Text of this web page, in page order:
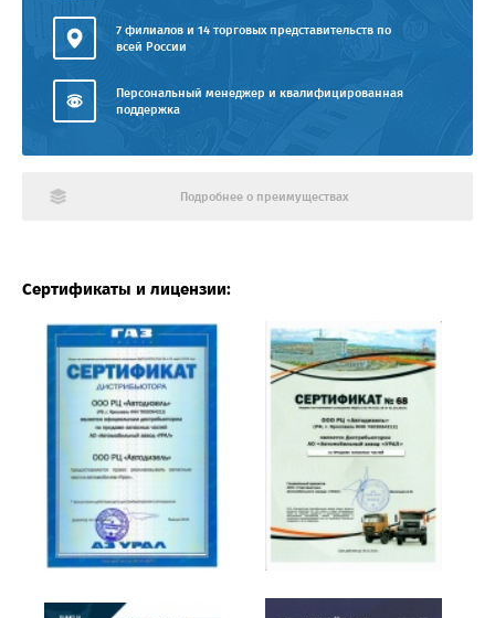
7 филиалов и 14 торговых представительств по
всей России
Персональный менеджер и квалифицированная
поддержка
Подробнее о преимуществах
Сертификаты и лицензии: